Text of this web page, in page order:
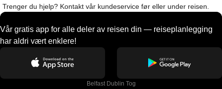
Trenger du hjelp? Kontakt vår kundeservice før eller under reisen.
Vår gratis app for alle deler av reisen din — reiseplanlegging
har aldri vært enklere!
Belfast Dublin Tog